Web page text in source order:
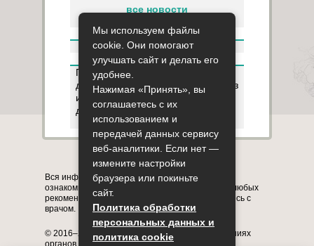
все новости
Пользуясь данным ресурсом вы
даёте разрешение на сбор, анализ
и хранение своих персональных
данных согласно Правилам
Карта сайта О сайте Контакты
Вся информация на сайте представлена в
ознакомительных целях. Перед применением любых
рекомендаций обязательно проконсультируйтесь с
врачом.
© 2016–2026, медицинский портал о заболеваниях
органов системы дыхания astmania.ru
Мы используем файлы
cookie. Они помогают
улучшать сайт и делать его
удобнее.
Нажимая «Принять», вы
соглашаетесь с их
использованием и
передачей данных сервису
веб-аналитики. Если нет —
измените настройки
браузера или покиньте
сайт.
Политика обработки
персональных данных и
политика cookie